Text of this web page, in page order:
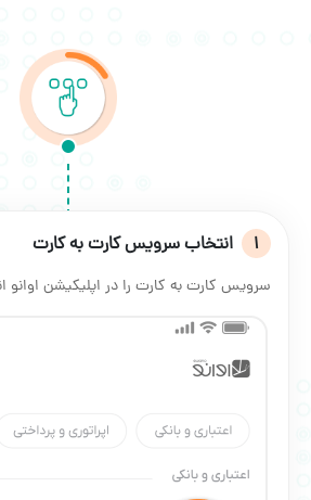
1 انتخاب سرویس کارت به کارت
سرویس کارت به کارت را در اپلیکیشن اوانو